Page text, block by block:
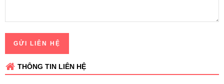
GỬI LIÊN HỆ
THÔNG TIN LIÊN HỆ